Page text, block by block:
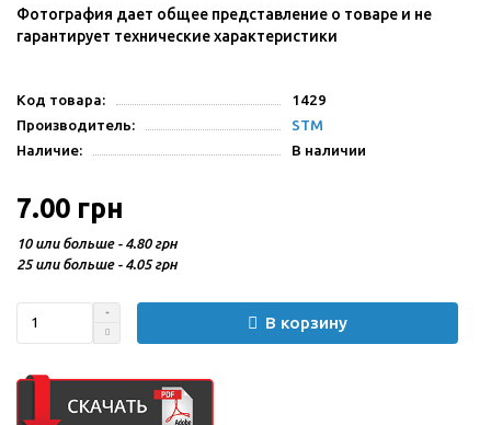
Фотография дает общее представление о товаре и не
гарантирует технические характеристики
Код товара:
1429
Производитель:
STM
Наличие:
В наличии
7.00 грн
10 или больше - 4.80 грн
25 или больше - 4.05 грн
В корзину